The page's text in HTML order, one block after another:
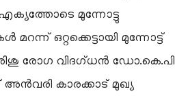
മുന്നോട്ടു
ഒറ്റക്കെട്ടായി മുന്നോട്ട്
ശിശു രോഗ വിദഗ്ധൻ ഡോ.കെ.പി
കാരക്കാട് മുഖ്യ